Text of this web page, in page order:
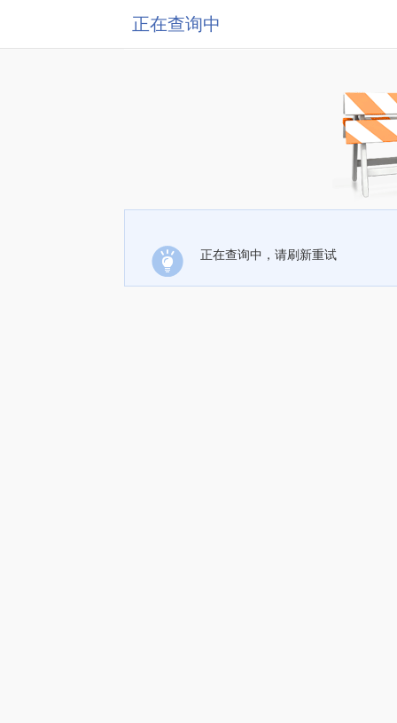
正在查询中
正在查询中，请刷新重试